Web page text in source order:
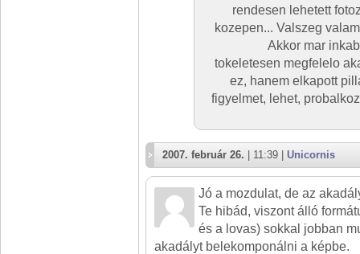
rendesen lehetett
kozepen... Valszeg
Akkor mar
tokeletesen megfelelo
ez, hanem elkapott
figyelmet, lehet,
2007. február 26. | 11:39 | Unicornis
Jó a mozdulat, de az
Te hibád, viszont álló
és a lovas) sokkal jobban
akadályt belekomponálni a képbe.